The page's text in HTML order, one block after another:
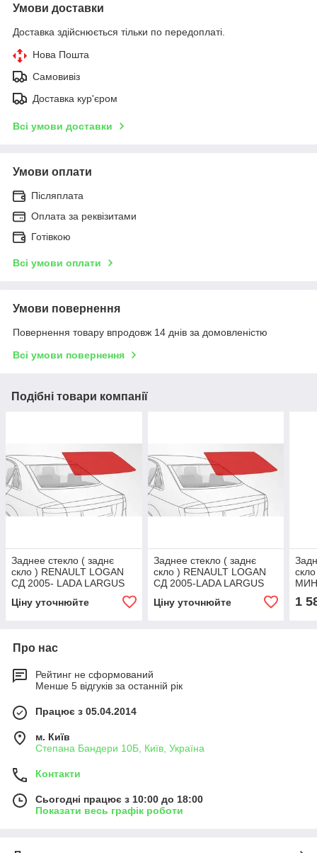
Умови доставки
Доставка здійснюється тільки по передоплаті.
Нова Пошта
Самовивіз
Доставка кур'єром
Всі умови доставки
Умови оплати
Післяплата
Оплата за реквізитами
Готівкою
Всі умови оплати
Умови повернення
Повернення товару впродовж 14 днів за домовленістю
Всі умови повернення
Подібні товари компанії
Заднее стекло ( заднє
скло ) RENAULT LOGAN
СД 2005- LADA LARGUS
Ціну уточнюйте
Заднее стекло ( заднє
скло ) RENAULT LOGAN
СД 2005-LADA LARGUS
Ціну уточнюйте
МИН
1
Про нас
Рейтинг не сформований
Менше 5 відгуків за останній рік
Працює з 05.04.2014
м. Київ
Степана Бандери 10Б, Київ, Україна
Контакти
Сьогодні працює з 10:00 до 18:00
Показати весь графік роботи